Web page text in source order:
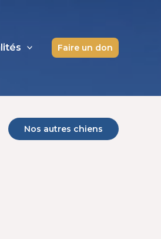
Faire un don
Nos autres chiens